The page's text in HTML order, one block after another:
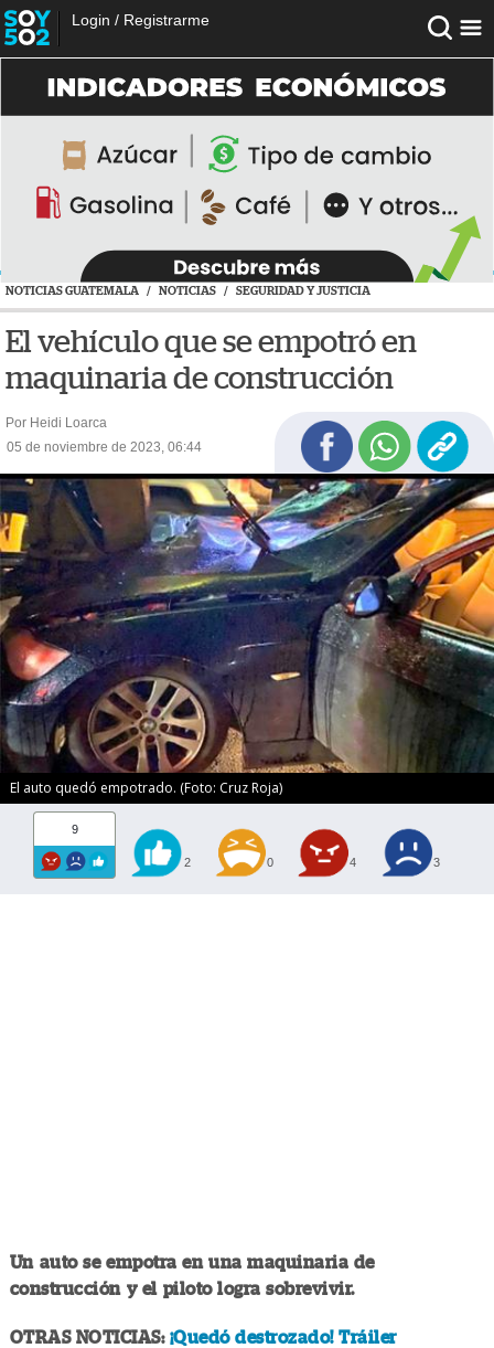
Login / Registrarme
NOTICIAS GUATEMALA / NOTICIAS / SEGURIDAD Y JUSTICIA
El vehículo que se empotró en
maquinaria de construcción
Por Heidi Loarca
05 de noviembre de 2023, 06:44
El auto quedó empotrado. (Foto: Cruz Roja)
9
2 0 4 3
Un auto se empotra en una maquinaria de
construcción y el piloto logra sobrevivir.
OTRAS NOTICIAS:¡Quedó destrozado! Tráiler